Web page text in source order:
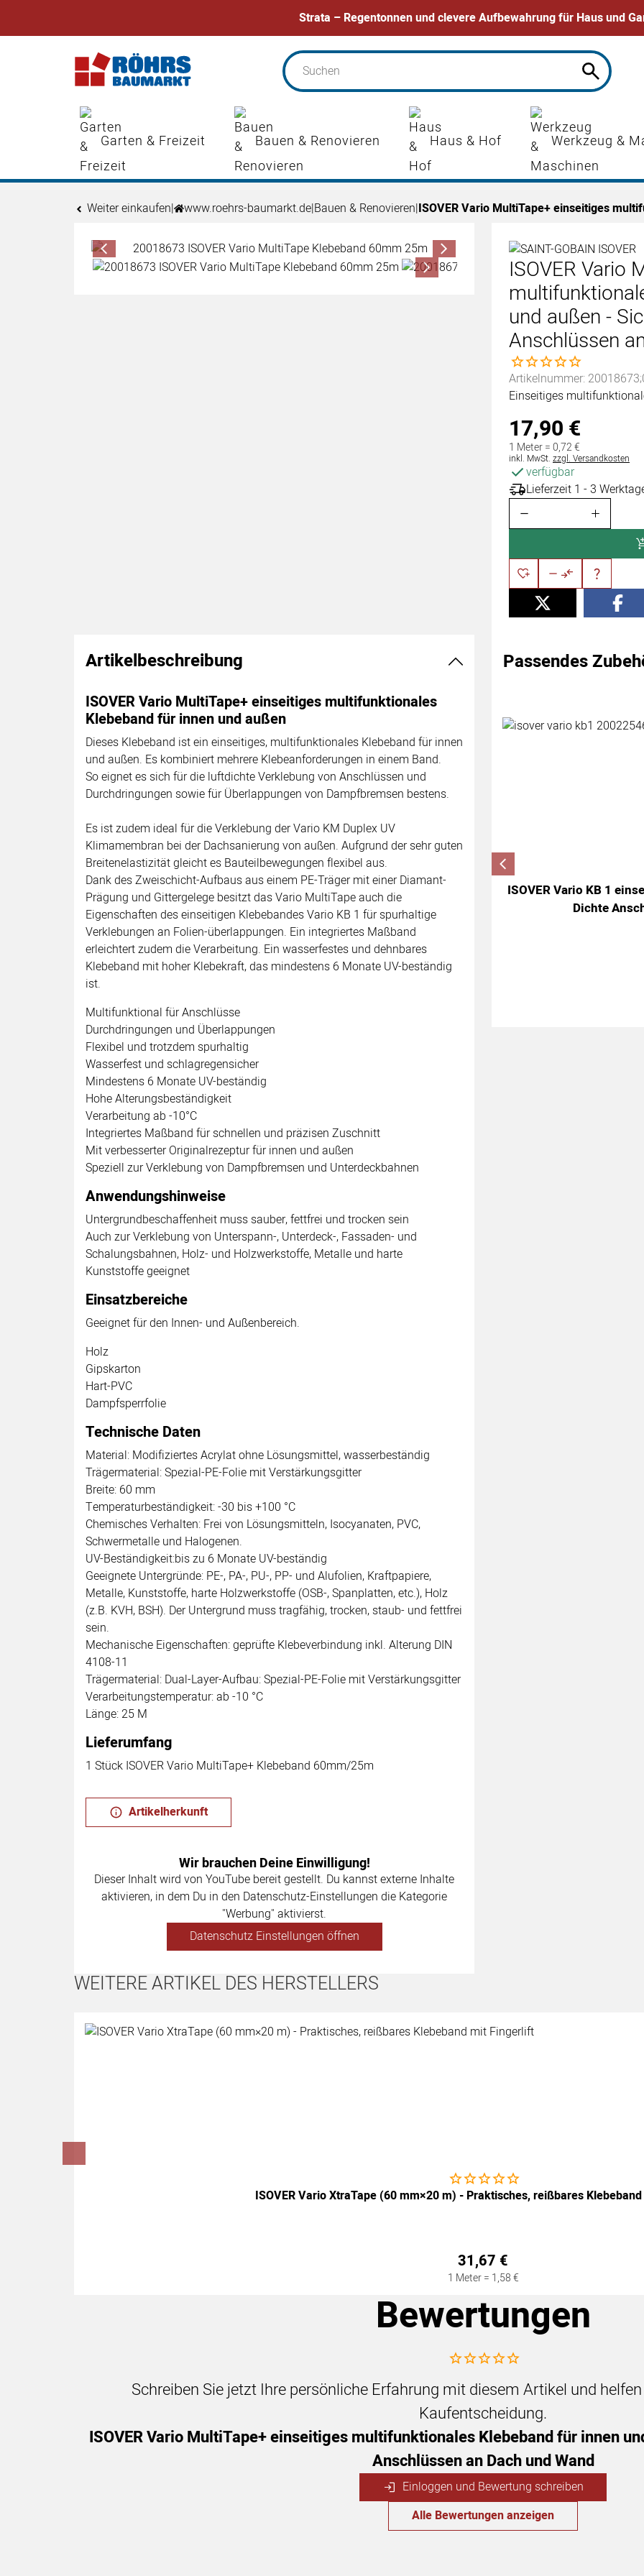
Strata – Regentonnen und clevere Aufbewahrung für Haus und
Zum Hauptinhalt springen
Garten & Freizeit Bauen & Renovieren Haus & Hof Werkzeug &
Weiter einkaufen| www.roehrs-baumarkt.de|Bauen & Renovieren|ISOVER Vario MultiTape+ einseitiges
Produktgalerie
Zur Kaufbox springen
ISOVER Vario
und außen -
Anschlüssen
Noch keine Bewertungen
Artikelnummer:
Einseitiges
17,90 €
1 Meter =0,72€
Steuerhinweis:
inkl. MwSt. zzgl. Versandkosten
verfügbar
Lieferzeit 1 - 3
Artikelbeschreibung
ISOVER Vario MultiTape+ einseitiges multifunktionales
Klebeband für innen und außen
Dieses Klebeband ist ein einseitiges, multifunktionales Klebeband für innen
und außen. Es kombiniert mehrere Klebeanforderungen in einem Band.
So eignet es sich für die luftdichte Verklebung von Anschlüssen und
Durchdringungen sowie für Überlappungen von Dampfbremsen bestens.
Es ist zudem ideal für die Verklebung der Vario KM Duplex UV
Klimamembran bei der Dachsanierung von außen. Aufgrund der sehr guten
Breitenelastizität gleicht es Bauteilbewegungen flexibel aus.
Dank des Zweischicht-Aufbaus aus einem PE-Träger mit einer Diamant-
Prägung und Gittergelege besitzt das Vario MultiTape auch die
Eigenschaften des einseitigen Klebebandes Vario KB 1 für spurhaltige
Verklebungen an Folien-überlappungen. Ein integriertes Maßband
erleichtert zudem die Verarbeitung. Ein wasserfestes und dehnbares
Klebeband mit hoher Klebekraft, das mindestens 6 Monate UV-beständig
ist.
Multifunktional für Anschlüsse
Durchdringungen und Überlappungen
Flexibel und trotzdem spurhaltig
Wasserfest und schlagregensicher
Mindestens 6 Monate UV-beständig
Hohe Alterungsbeständigkeit
Verarbeitung ab -10°C
Integriertes Maßband für schnellen und präzisen Zuschnitt
Mit verbesserter Originalrezeptur für innen und außen
Speziell zur Verklebung von Dampfbremsen und Unterdeckbahnen
Anwendungshinweise
Untergrundbeschaffenheit muss sauber, fettfrei und trocken sein
Auch zur Verklebung von Unterspann-, Unterdeck-, Fassaden- und
Schalungsbahnen, Holz- und Holzwerkstoffe, Metalle und harte
Kunststoffe geeignet
Einsatzbereiche
Geeignet für den Innen- und Außenbereich.
Holz
Gipskarton
Hart-PVC
Dampfsperrfolie
Technische Daten
Material: Modifiziertes Acrylat ohne Lösungsmittel, wasserbeständig
Trägermaterial: Spezial-PE-Folie mit Verstärkungsgitter
Breite: 60 mm
Temperaturbeständigkeit: -30 bis +100 °C
Chemisches Verhalten: Frei von Lösungsmitteln, Isocyanaten, PVC,
Schwermetalle und Halogenen.
UV-Beständigkeit:bis zu 6 Monate UV-beständig
Geeignete Untergründe: PE-, PA-, PU-, PP- und Alufolien, Kraftpapiere,
Metalle, Kunststoffe, harte Holzwerkstoffe (OSB-, Spanplatten, etc.), Holz
(z.B. KVH, BSH). Der Untergrund muss tragfähig, trocken, staub- und fettfrei
sein.
Mechanische Eigenschaften: geprüfte Klebeverbindung inkl. Alterung DIN
4108-11
Trägermaterial: Dual-Layer-Aufbau: Spezial-PE-Folie mit Verstärkungsgitter
Verarbeitungstemperatur: ab -10 °C
Länge: 25 M
Lieferumfang
1 Stück ISOVER Vario MultiTape+ Klebeband 60mm/25m
Artikelherkunft
Wir brauchen Deine Einwilligung!
Dieser Inhalt wird von YouTube bereit gestellt. Du kannst externe Inhalte
aktivieren, in dem Du in den Datenschutz-Einstellungen die Kategorie
"Werbung" aktivierst.
Datenschutz Einstellungen öffnen
Passendes
Zubehör überspringen
ISOVER Vario KB 1
Dichte
WEITERE ARTIKEL DES HERSTELLERS
Noch keine Bewertungen abgegeben
ISOVER Vario XtraTape (60 mm×20 m) - Praktisches, reißbares
31,67 €
1 Meter = 1,58€
Bewertungen
Noch keine Bewertungen abgegeben
Schreiben Sie jetzt Ihre persönliche Erfahrung mit diesem Artikel und
Kaufentscheidung.
ISOVER Vario MultiTape+ einseitiges multifunktionales Klebeband für innen
Anschlüssen an Dach und Wand
Einloggen und Bewertung schreiben
Alle Bewertungen anzeigen